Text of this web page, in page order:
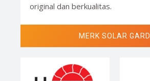
original dan berkualitas.
MERK SOLAR GARD